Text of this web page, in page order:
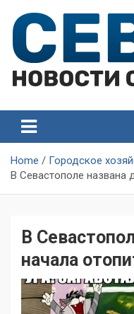
content
Севастополя
Севастополя
Home
Городское
В Севастополе названа
В
начала